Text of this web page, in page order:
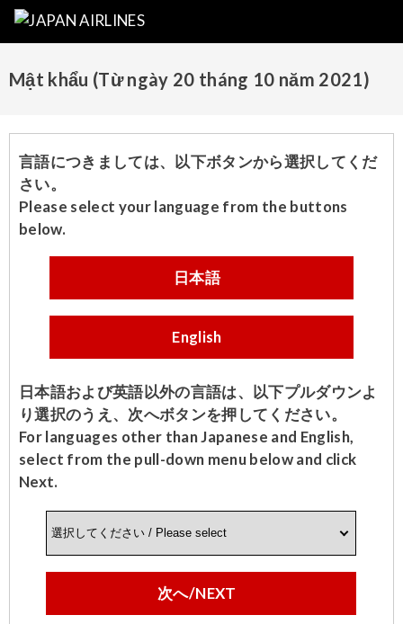
Mật khẩu (Từ ngày 20 tháng 10 năm 2021)
言語につきましては、以下ボタンから選択してくだ
さい。
Please select your language from the buttons
below.
日本語
English
日本語および英語以外の言語は、以下プルダウンよ
り選択のうえ、次へボタンを押してください。
For languages other than Japanese and English,
select from the pull-down menu below and click
Next.
次へ/NEXT